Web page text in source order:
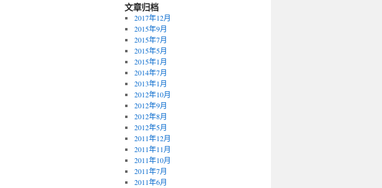
文章归档
2017年12月
2015年9月
2015年7月
2015年5月
2015年1月
2014年7月
2013年1月
2012年10月
2012年9月
2012年8月
2012年5月
2011年12月
2011年11月
2011年10月
2011年7月
2011年6月